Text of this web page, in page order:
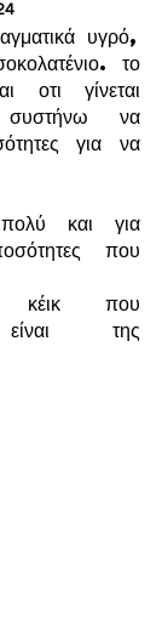
υγρό,
το
οτι γίνεται
να
για να
και για
που
που
είναι της